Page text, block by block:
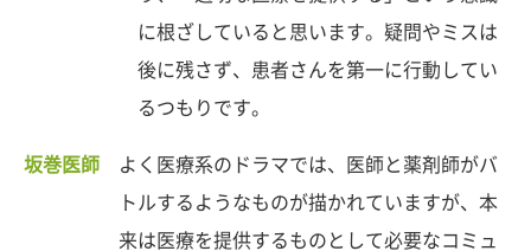
に根ざしていると思います。疑問やミスは
後に残さず、患者さんを第一に行動してい
るつもりです。
坂巻医師
よく医療系のドラマでは、医師と薬剤師がバ
トルするようなものが描かれていますが、本
来は医療を提供するものとして必要なコミュ